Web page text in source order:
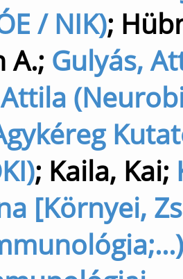
/ NIK);
A.; Gulyás,
; Kaila, Kai;
[Környei,